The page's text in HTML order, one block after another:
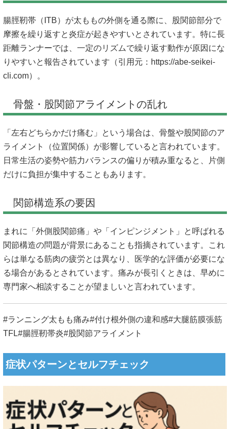
腸脛靭帯（ITB）が太ももの外側を通る際に、股関節部分で
摩擦を繰り返すと炎症が起きやすいとされています。特に長
距離ランナーでは、一定のリズムで繰り返す動作が原因にな
りやすいと報告されています（引用元： https://abe-seikei-
cli.com）。
骨盤・股関節アライメントの乱れ
「左右どちらかだけ痛む」という場合は、骨盤や股関節のア
ライメント（位置関係）が影響していると言われています。
日常生活の姿勢や筋力バランスの偏りが積み重なると、片側
だけに負担が集中することもあります。
関節構造系の要因
まれに「外側股関節痛」や「インピンジメント」と呼ばれる
関節構造の問題が背景にあることも指摘されています。これ
らは単なる筋肉の疲労とは異なり、医学的な評価が必要にな
る場合があるとされています。痛みが長引くときは、早めに
専門家へ相談することが望ましいと言われています。
#ランニング太もも痛み#付け根外側の違和感#大腿筋膜張筋
TFL#腸脛靭帯炎#股関節アライメント
症状パターンとセルフチェック